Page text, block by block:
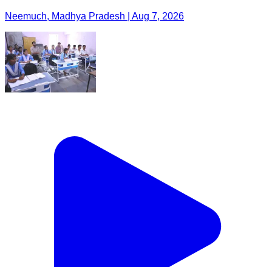
Neemuch, Madhya Pradesh | Aug 7, 2026